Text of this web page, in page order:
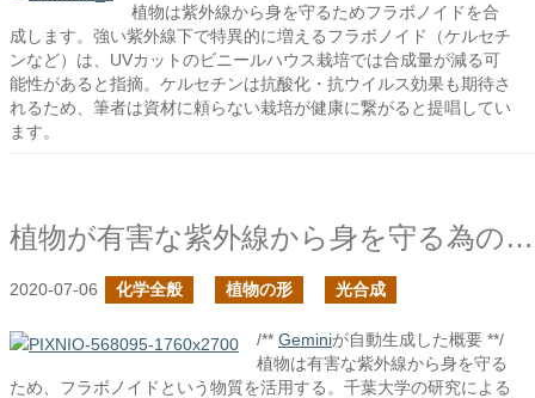
植物は紫外線から身を守るためフラボノイドを合
成します。強い紫外線下で特異的に増えるフラボノイド（ケルセチ
ンなど）は、UVカットのビニールハウス栽培では合成量が減る可
能性があると指摘。ケルセチンは抗酸化・抗ウイルス効果も期待さ
れるため、筆者は資材に頼らない栽培が健康に繋がると提唱してい
ます。
植物が有害な紫外線から身を守る為のフラボノイド
2020-07-06 化学全般 植物の形 光合成
/** Geminiが自動生成した概要 **/
植物は有害な紫外線から身を守る
ため、フラボノイドという物質を活用する。千葉大学の研究による